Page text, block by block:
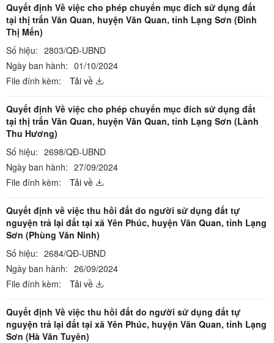
Quyết định Về việc cho phép chuyển mục đích sử dụng đất
tại thị trấn Văn Quan, huyện Văn Quan, tỉnh Lạng Sơn (Đinh
Thị Mến)
Số hiệu: 2803/QĐ-UBND
Ngày ban hành: 01/10/2024
File đính kèm:
Tải về
Quyết định Về việc cho phép chuyển mục đích sử dụng đất
tại thị trấn Văn Quan, huyện Văn Quan, tỉnh Lạng Sơn (Lành
Thu Hương)
Số hiệu: 2698/QĐ-UBND
Ngày ban hành: 27/09/2024
File đính kèm:
Tải về
Quyết định về việc thu hồi đất do người sử dụng đất tự
nguyện trả lại đất tại xã Yên Phúc, huyện Văn Quan, tỉnh Lạng
Sơn (Phùng Văn Ninh)
Số hiệu: 2684/QĐ-UBND
Ngày ban hành: 26/09/2024
File đính kèm:
Tải về
Quyết định Về việc thu hồi đất do người sử dụng đất tự
nguyện trả lại đất tại xã Yên Phúc, huyện Văn Quan, tỉnh Lạng
Sơn (Hà Văn Tuyên)